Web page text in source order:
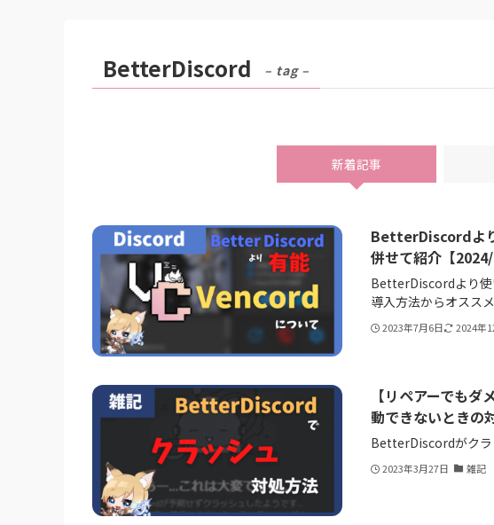
BetterDiscord – tag –
新着記事
BetterDiscordよ
併せて紹介【2024/
BetterDiscordより使
導入方法からオスス
2023年7月6日 2024年
【リペアーでも
動できないときの
BetterDiscordがクラ
2023年3月27日 雑記